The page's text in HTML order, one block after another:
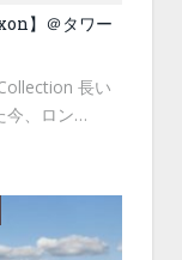
】＠タワー
長い
今、ロン…